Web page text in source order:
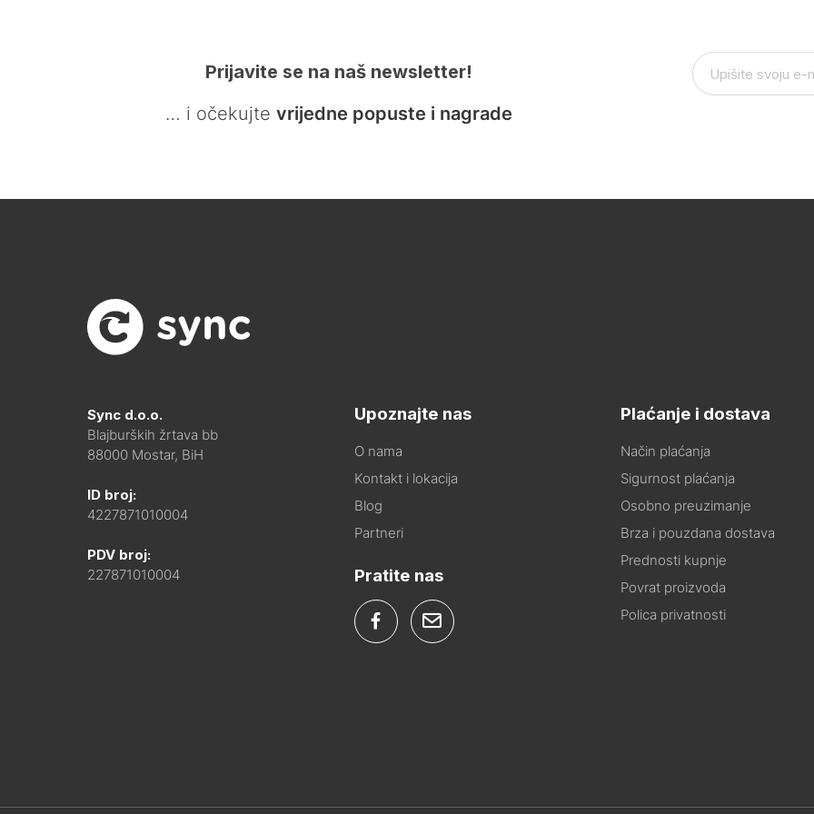
Prijavite se na naš newsletter!
… i očekujte vrijedne popuste i nagrade
Sync d.o.o.
Blajburških žrtava bb
88000 Mostar, BiH
ID broj:
4227871010004
PDV broj:
227871010004
Upoznajte nas
O nama
Kontakt i lokacija
Blog
Partneri
Pratite nas
Plaćanje i dostava
Način plaćanja
Sigurnost plaćanja
Osobno preuzimanje
Brza i pouzdana dostava
Prednosti kupnje
Povrat proizvoda
Polica privatnosti